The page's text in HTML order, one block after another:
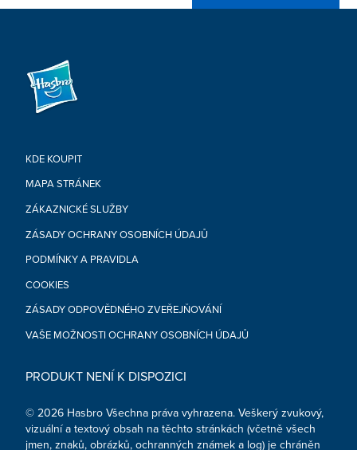
KDE KOUPIT
MAPA STRÁNEK
ZÁKAZNICKÉ SLUŽBY
ZÁSADY OCHRANY OSOBNÍCH ÚDAJŮ
PODMÍNKY A PRAVIDLA
COOKIES
ZÁSADY ODPOVĚDNÉHO ZVEŘEJŇOVÁNÍ
VAŠE MOŽNOSTI OCHRANY OSOBNÍCH ÚDAJŮ
PRODUKT NENÍ K DISPOZICI
© 2026 Hasbro Všechna práva vyhrazena. Veškerý zvukový,
vizuální a textový obsah na těchto stránkách (včetně všech
jmen, znaků, obrázků, ochranných známek a log) je chráněn